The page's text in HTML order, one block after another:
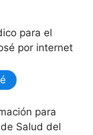
para el
por internet
para
Salud del